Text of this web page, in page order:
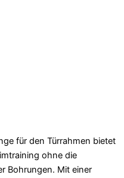
für den Türrahmen bietet
ohne die
Bohrungen. Mit einer